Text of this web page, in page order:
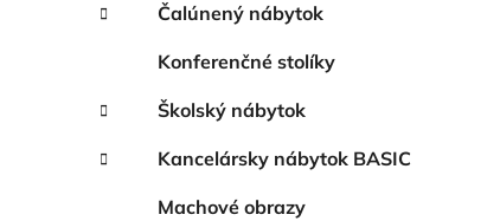
Čalúnený nábytok
Konferenčné stolíky
Školský nábytok
Kancelársky nábytok BASIC
Machové obrazy